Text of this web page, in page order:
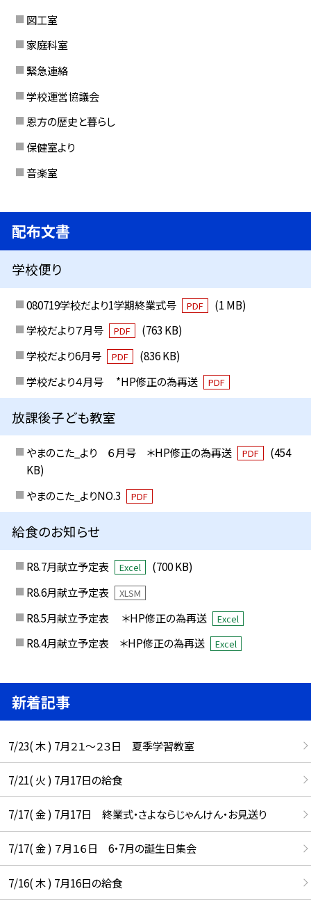
図工室
家庭科室
緊急連絡
学校運営協議会
恩方の歴史と暮らし
保健室より
音楽室
配布文書
学校便り
080719学校だより1学期終業式号 PDF
(1 MB)
学校だより７月号
PDF
(763 KB)
学校だより6月号
PDF
(836 KB)
学校だより４月号 *HP修正の為再送
PDF
放課後子ども教室
やまのこた_より ６月号 ＊HP修正の為再送 PDF
(454
KB)
やまのこた_よりNO.3
PDF
給食のお知らせ
R8.7月献立予定表 Excel
(700 KB)
R8.6月献立予定表
XLSM
R8.5月献立予定表 ＊HP修正の為再送 Excel
R8.4月献立予定表 ＊HP修正の為再送 Excel
新着記事
7/23( 木 ) 7月２１～２３日 夏季学習教室
7/21( 火 ) 7月17日の給食
7/17( 金 ) 7月17日 終業式・さよならじゃんけん・お見送り
7/17( 金 ) ７月１６日 6・7月の誕生日集会
7/16( 木 ) 7月16日の給食